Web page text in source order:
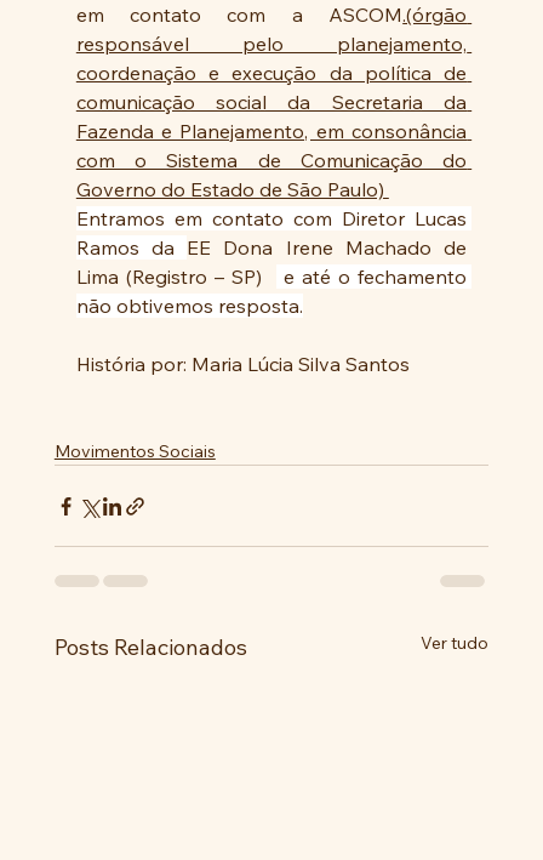
em contato com a ASCOM.(órgão
responsável pelo planejamento,
coordenação e execução da política de
comunicação social da Secretaria da
Fazenda e Planejamento, em consonância
com o Sistema de Comunicação do
Governo do Estado de São Paulo)
Entramos em contato com Diretor Lucas
Ramos da EE Dona Irene Machado de
Lima (Registro – SP)
e até o fechamento
não obtivemos resposta.
História por: Maria Lúcia Silva Santos
Movimentos Sociais
Posts Relacionados Ver tudo